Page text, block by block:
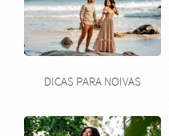
DICAS PARA NOIVAS